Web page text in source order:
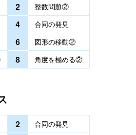
2 整数問題②
4 合同の発見
6 図形の移動②
8 角度を極める②
2 合同の発見